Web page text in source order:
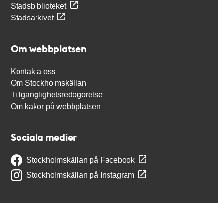
Stadsbiblioteket
Stadsarkivet
Om webbplatsen
Kontakta oss
Om Stockholmskällan
Tillgänglighetsredogörelse
Om kakor på webbplatsen
Sociala medier
Stockholmskällan på Facebook
Stockholmskällan på Instagram